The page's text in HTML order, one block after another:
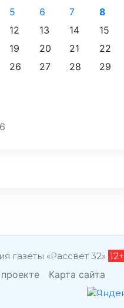
5 6 7 8
12 13 14 15
19 20 21 22
26 27 28 29
газеты «Рассвет 32» 12+
Карта сайта